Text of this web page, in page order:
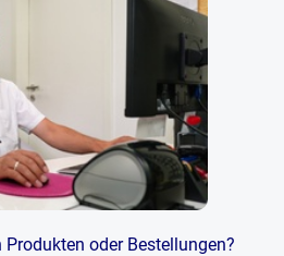
oder Bestellungen?